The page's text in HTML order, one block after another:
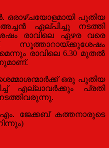
ഒരാഴ്ചയോളമായി പുതിയ
ഏല്പിച്ചു നടത്തി
രാവിലെ ഏഴര വരെ
സൂത്താറായ്ക്കുശേഷം
രാവിലെ 6.30 മുതല്‍
ശെമ്മാശന്മാര്‍ക്ക് ഒരു പുതിയ
എല്ലാവര്‍ക്കും പ്രതി
എം. ജേക്കബ് കത്തനാരുടെ